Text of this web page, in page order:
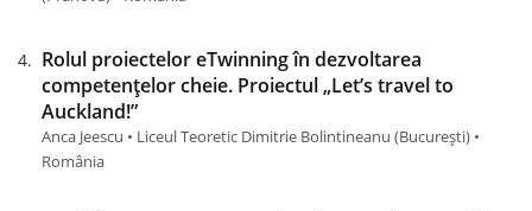
Rolul proiectelor eTwinning în dezvoltarea
competențelor cheie. Proiectul „Let’s travel to
Auckland!”
Anca Jeescu • Liceul Teoretic Dimitrie Bolintineanu (Bucureşti) •
România